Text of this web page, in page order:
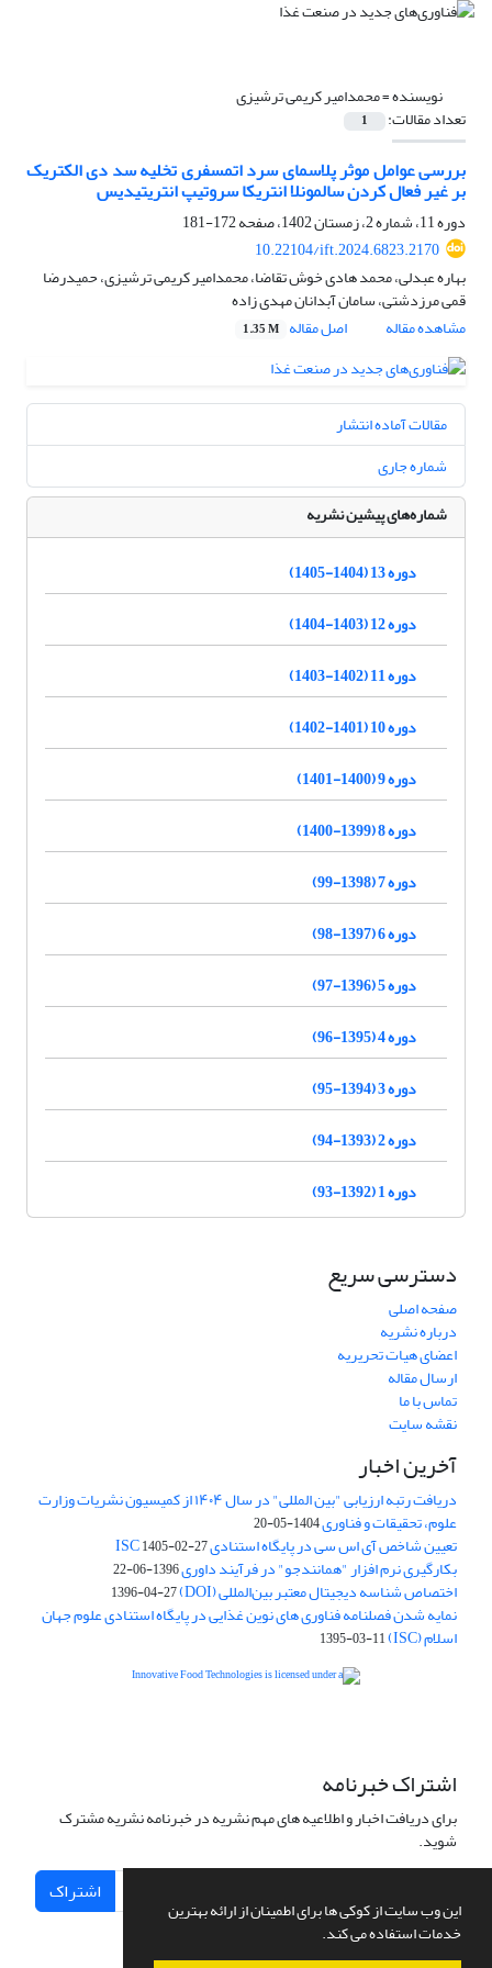
این وب سایت از کوکی ها برای اطمینان از ارائه بهترین
خدمات استفاده می کند.
نویسنده =محمدامیر کریمی ترشیزی
تعداد مقالات: 1
بررسی عوامل موثر پلاسمای سرد اتمسفری تخلیه سد دی الکتریک
بر غیر فعال کردن سالمونلا انتریکا سروتیپ انتریتیدیس
دوره 11، شماره 2، زمستان 1402، صفحه
172-181
10.22104/ift.2024.6823.2170
بهاره عبدلی، محمد هادی خوش تقاضا، محمدامیر کریمی ترشیزی، حمیدرضا
قمی مرزدشتی، سامان آبدانان مهدی زاده
مشاهده مقاله
اصل مقاله 1.35 M
مقالات آماده انتشار
شماره جاری
شماره‌های پیشین نشریه
دوره 13 (1404-1405)
دوره 12 (1403-1404)
دوره 11 (1402-1403)
دوره 10 (1401-1402)
دوره 9 (1400-1401)
دوره 8 (1399-1400)
دوره 7 (1398-99)
دوره 6 (1397-98)
دوره 5 (1396-97)
دوره 4 (1395-96)
دوره 3 (1394-95)
دوره 2 (1393-94)
دوره 1 (1392-93)
دسترسی سریع
صفحه اصلی
درباره نشریه
اعضای هیات تحریریه
ارسال مقاله
تماس با ما
نقشه سایت
آخرین اخبار
دریافت رتبه ارزیابی "بین المللی" در سال ۱۴۰۴ از کمیسیون نشریات وزارت
علوم، تحقیقات و فناوری1404-05-20
تعیین شاخص آی اس سی در پایگاه استنادی ISC1405-02-27
بکارگیری نرم افزار "همانندجو" در فرآیند داوری1396-06-22
اختصاص شناسه دیجیتال معتبر بین‌المللی (DOI) 1396-04-27
نمایه شدن فصلنامه فناوری های نوین غذایی در پایگاه استنادی علوم جهان
اسلام (ISC) 1395-03-11
اشتراک خبرنامه
برای دریافت اخبار و اطلاعیه های مهم نشریه در خبرنامه نشریه مشترک
شوید.
اشتراک